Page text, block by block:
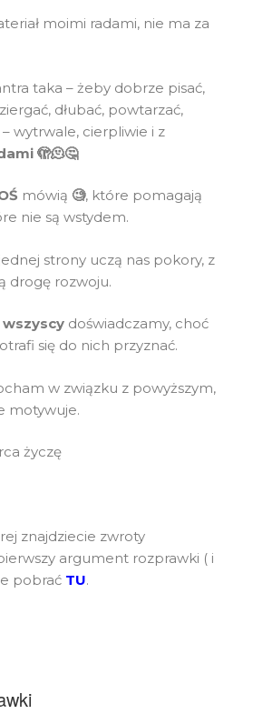
moimi radami, nie ma za
taka – żeby dobrze pisać,
dłubać, powtarzać,
wytrwale, cierpliwie i z
🫣🫠🤔
mówią 🧐, które pomagają
nie są wstydem.
strony uczą nas pokory, z
drogę rozwoju.
wszyscy doświadczamy, choć
się do nich przyznać.
w związku z powyższym,
motywuje.
życzę
znajdziecie zwroty
argument rozprawki ( i
pobrać TU.